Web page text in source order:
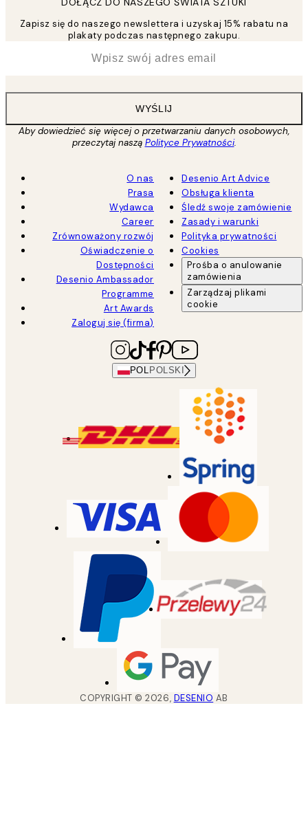
Zapisz się do naszego newslettera i uzyskaj 15% rabatu na
plakaty podczas następnego zakupu.
WYŚLIJ
Aby dowiedzieć się więcej o przetwarzaniu danych osobowych,
przeczytaj naszą Polityce Prywatności.
O nas
Prasa
Wydawca
Career
Zrównoważony rozwój
Oświadczenie o
Dostępności
Desenio Ambassador
Programme
Art Awards
Zaloguj się (firma)
Desenio Art Advice
Obsługa klienta
Śledź swoje zamówienie
Zasady i warunki
Polityka prywatności
Cookies
Prośba o anulowanie
zamówienia
Zarządzaj plikami
cookie
POL POLSKI
COPYRIGHT ©2026, DESENIO AB